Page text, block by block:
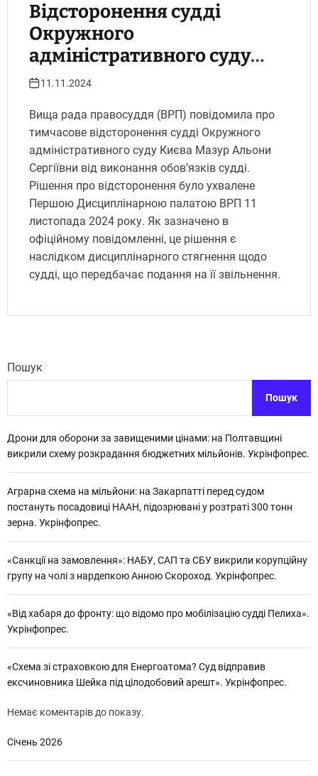
Відсторонення судді
Окружного
адміністративного суду
Києва Мазур Альони
11.11.2024
Вища рада правосуддя (ВРП) повідомила про
тимчасове відсторонення судді Окружного
адміністративного суду Києва Мазур Альони
Сергіївни від виконання обов’язків судді.
Рішення про відсторонення було ухвалене
Першою Дисциплінарною палатою ВРП 11
листопада 2024 року. Як зазначено в
офіційному повідомленні, це рішення є
наслідком дисциплінарного стягнення щодо
судді, що передбачає подання на її звільнення.
Пошук
Пошук
Дрони для оборони за завищеними цінами: на Полтавщині
викрили схему розкрадання бюджетних мільйонів. Укрінфопрес.
Аграрна схема на мільйони: на Закарпатті перед судом
постануть посадовиці НААН, підозрювані у розтраті 300 тонн
зерна. Укрінфопрес.
«Санкції на замовлення»: НАБУ, САП та СБУ викрили корупційну
групу на чолі з нардепкою Анною Скороход. Укрінфопрес.
«Від хабаря до фронту: що відомо про мобілізацію судді Пелиха».
Укрінфопрес.
«Схема зі страховкою для Енергоатома? Суд відправив
ексчиновника Шейка під цілодобовий арешт». Укрінфопрес.
Немає коментарів до показу.
Січень 2026